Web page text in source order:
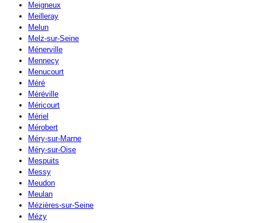
Meigneux
Meilleray
Melun
Melz-sur-Seine
Ménerville
Mennecy
Menucourt
Méré
Méréville
Méricourt
Mériel
Mérobert
Méry-sur-Marne
Méry-sur-Oise
Mespuits
Messy
Meudon
Meulan
Mézières-sur-Seine
Mézy